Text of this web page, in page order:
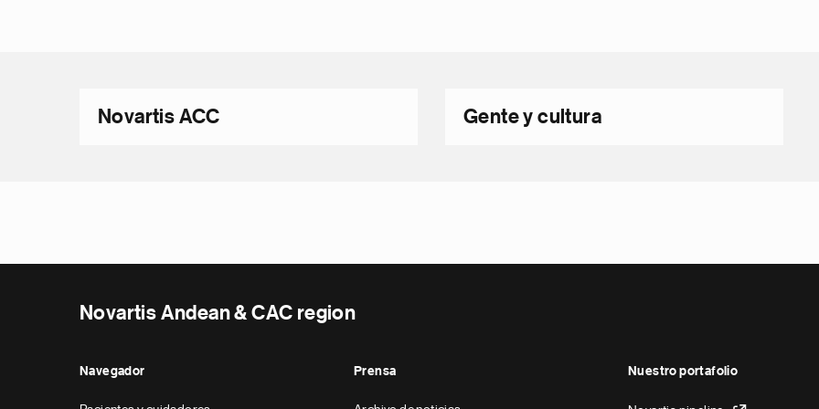
Novartis ACC Gente y cultura
Novartis Andean & CAC region
Navegador Prensa Nuestro portafolio